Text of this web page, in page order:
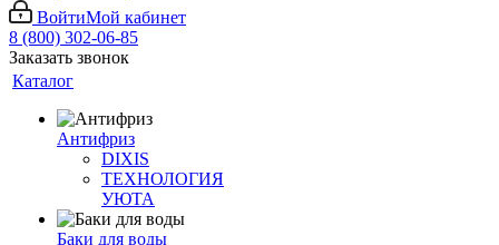
ВойтиМой кабинет
8 (800) 302-06-85
Заказать звонок
Каталог
Антифриз
DIXIS
ТЕХНОЛОГИЯ
УЮТА
Баки для воды